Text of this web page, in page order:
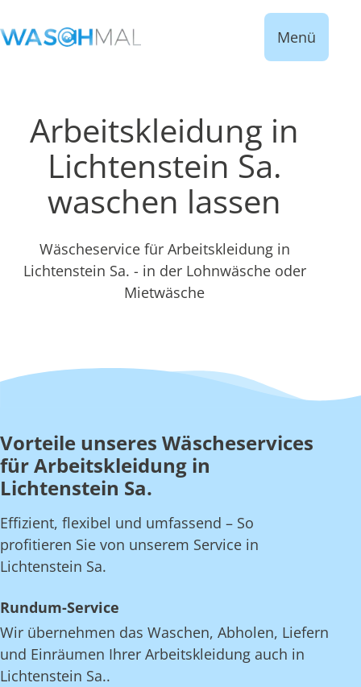
Menü
Arbeitskleidung in
Lichtenstein Sa.
waschen lassen
Wäscheservice für Arbeitskleidung in
Lichtenstein Sa. - in der Lohnwäsche oder
Mietwäsche
Vorteile unseres Wäscheservices
für Arbeitskleidung in
Lichtenstein Sa.
Effizient, flexibel und umfassend – So
profitieren Sie von unserem Service in
Lichtenstein Sa.
Rundum-Service
Wir übernehmen das Waschen, Abholen, Liefern
und Einräumen Ihrer Arbeitskleidung auch in
Lichtenstein Sa..